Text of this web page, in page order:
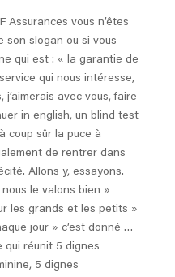
Assurances vous n’êtes
son slogan ou si vous
qui est : « la garantie de
qui nous intéresse,
j’aimerais avec vous, faire
in english, un blind test
coup sûr la puce à
de rentrer dans
Allons y, essayons.
le valons bien »
les grands et les petits »
jour » c’est donné …
qui réunit 5 dignes
5 dignes